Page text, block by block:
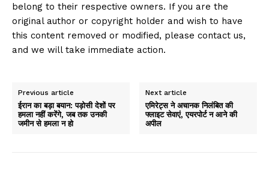
belong to their respective owners. If you are the
original author or copyright holder and wish to have
this content removed or modified, please contact us,
and we will take immediate action.
Previous article
ईरान का बड़ा बयान: पड़ोसी देशों पर
हमला नहीं करेंगे, जब तक उनकी
जमीन से हमला न हो
Next article
एमिरेट्स ने अचानक निलंबित की
फ्लाइट सेवाएं, एयरपोर्ट न आने की
अपील